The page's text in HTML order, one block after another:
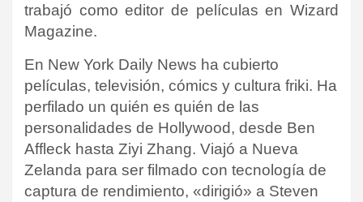
trabajó como editor de películas en Wizard
Magazine.
En New York Daily News ha cubierto
películas, televisión, cómics y cultura friki. Ha
perfilado un quién es quién de las
personalidades de Hollywood, desde Ben
Affleck hasta Ziyi Zhang. Viajó a Nueva
Zelanda para ser filmado con tecnología de
captura de rendimiento, «dirigió» a Steven